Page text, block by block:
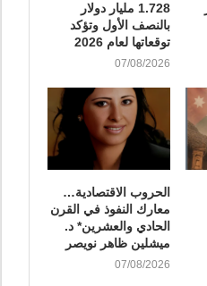
1.728 مليار دولار
بالنصف الأول وتؤكد
توقعاتها لعام 2026
07/08/2026
الحروب الاقتصادية…
معارك النفوذ في القرن
الحادي والعشرين* د.
ميشلين ظاهر نويصر
07/08/2026